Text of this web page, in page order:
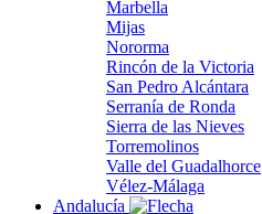
Marbella
Mijas
Nororma
Rincón de la Victoria
San Pedro Alcántara
Serranía de Ronda
Sierra de las Nieves
Torremolinos
Valle del Guadalhorce
Vélez-Málaga
Andalucía